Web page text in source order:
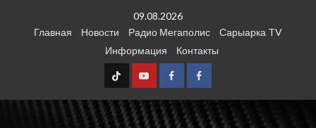
09.08.2026
Главная
Новости Радио Мегаполис
Сарыарка TV
Информация
Контакты
TT Youtube
FB1 FB2